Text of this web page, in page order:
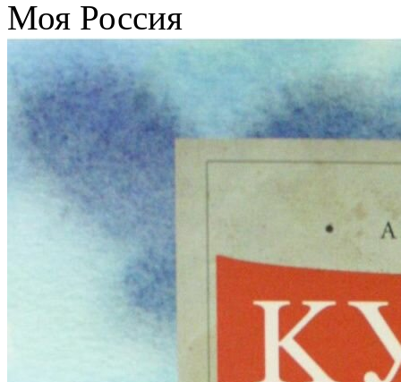
Моя Россия